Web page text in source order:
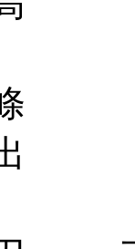
條
出